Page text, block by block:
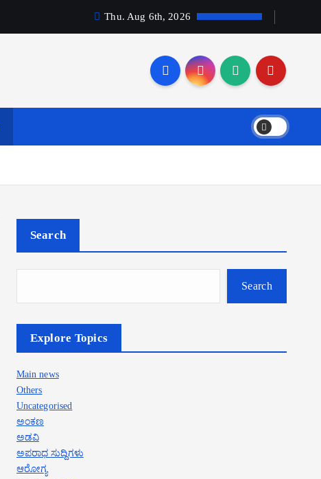
Thu. Aug 6th, 2026
Search
Search
Explore Topics
Main news
Others
Uncategorised
ಅಂಕಣ
ಅಡವಿ
ಅಪರಾಧ ಸುದ್ದಿಗಳು
ಆರೋಗ್ಯ